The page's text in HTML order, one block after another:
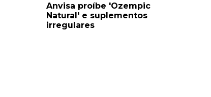
Anvisa proíbe 'Ozempic
Natural' e suplementos
irregulares